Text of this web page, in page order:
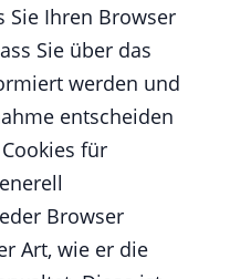
Sie Ihren Browser
Sie über das
werden und
entscheiden
für
Browser
Art, wie er die